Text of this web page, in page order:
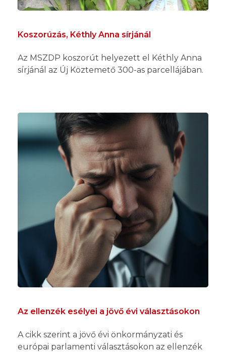
Koszorúzás, Kéthly Anna sírjánál
Az MSZDP koszorút helyezett el Kéthly Anna
sírjánál az Új Köztemető 300-as parcellájában.
Az ellenzék esélyei a jövő évi választásokon
A cikk szerint a jövő évi önkormányzati és
európai parlamenti választásokon az ellenzék